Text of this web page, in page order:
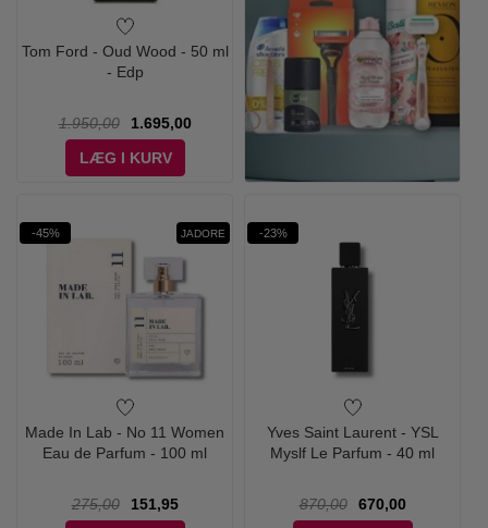
Tom Ford - Oud Wood - 50 ml
- Edp
1.950,00
1.695,00
LÆG I KURV
-45% JADORE
Made In Lab - No 11 Women
Eau de Parfum - 100 ml
275,00
151,95
-23%
Yves Saint Laurent - YSL
Myslf Le Parfum - 40 ml
870,00
670,00